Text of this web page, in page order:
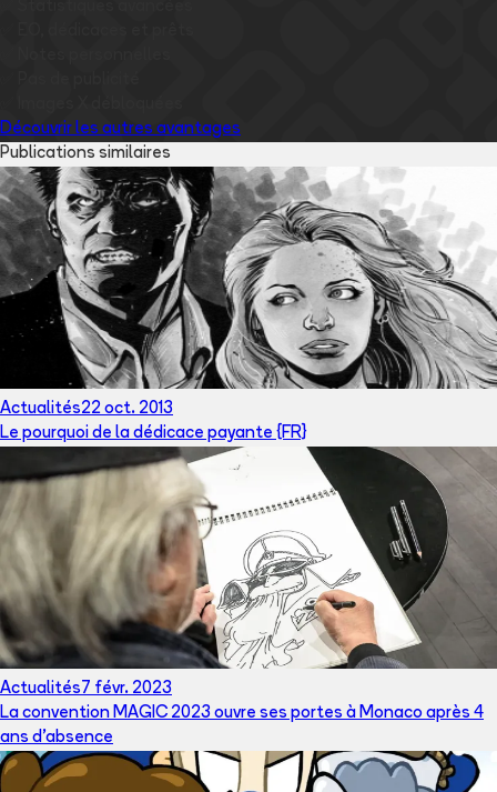
Découvrir les autres avantages
Publications similaires
Actualités22 oct. 2013
Le pourquoi de la dédicace payante {FR}
Actualités 7 févr. 2023
La convention MAGIC 2023 ouvre ses portes à Monaco après 4
ans d’absence